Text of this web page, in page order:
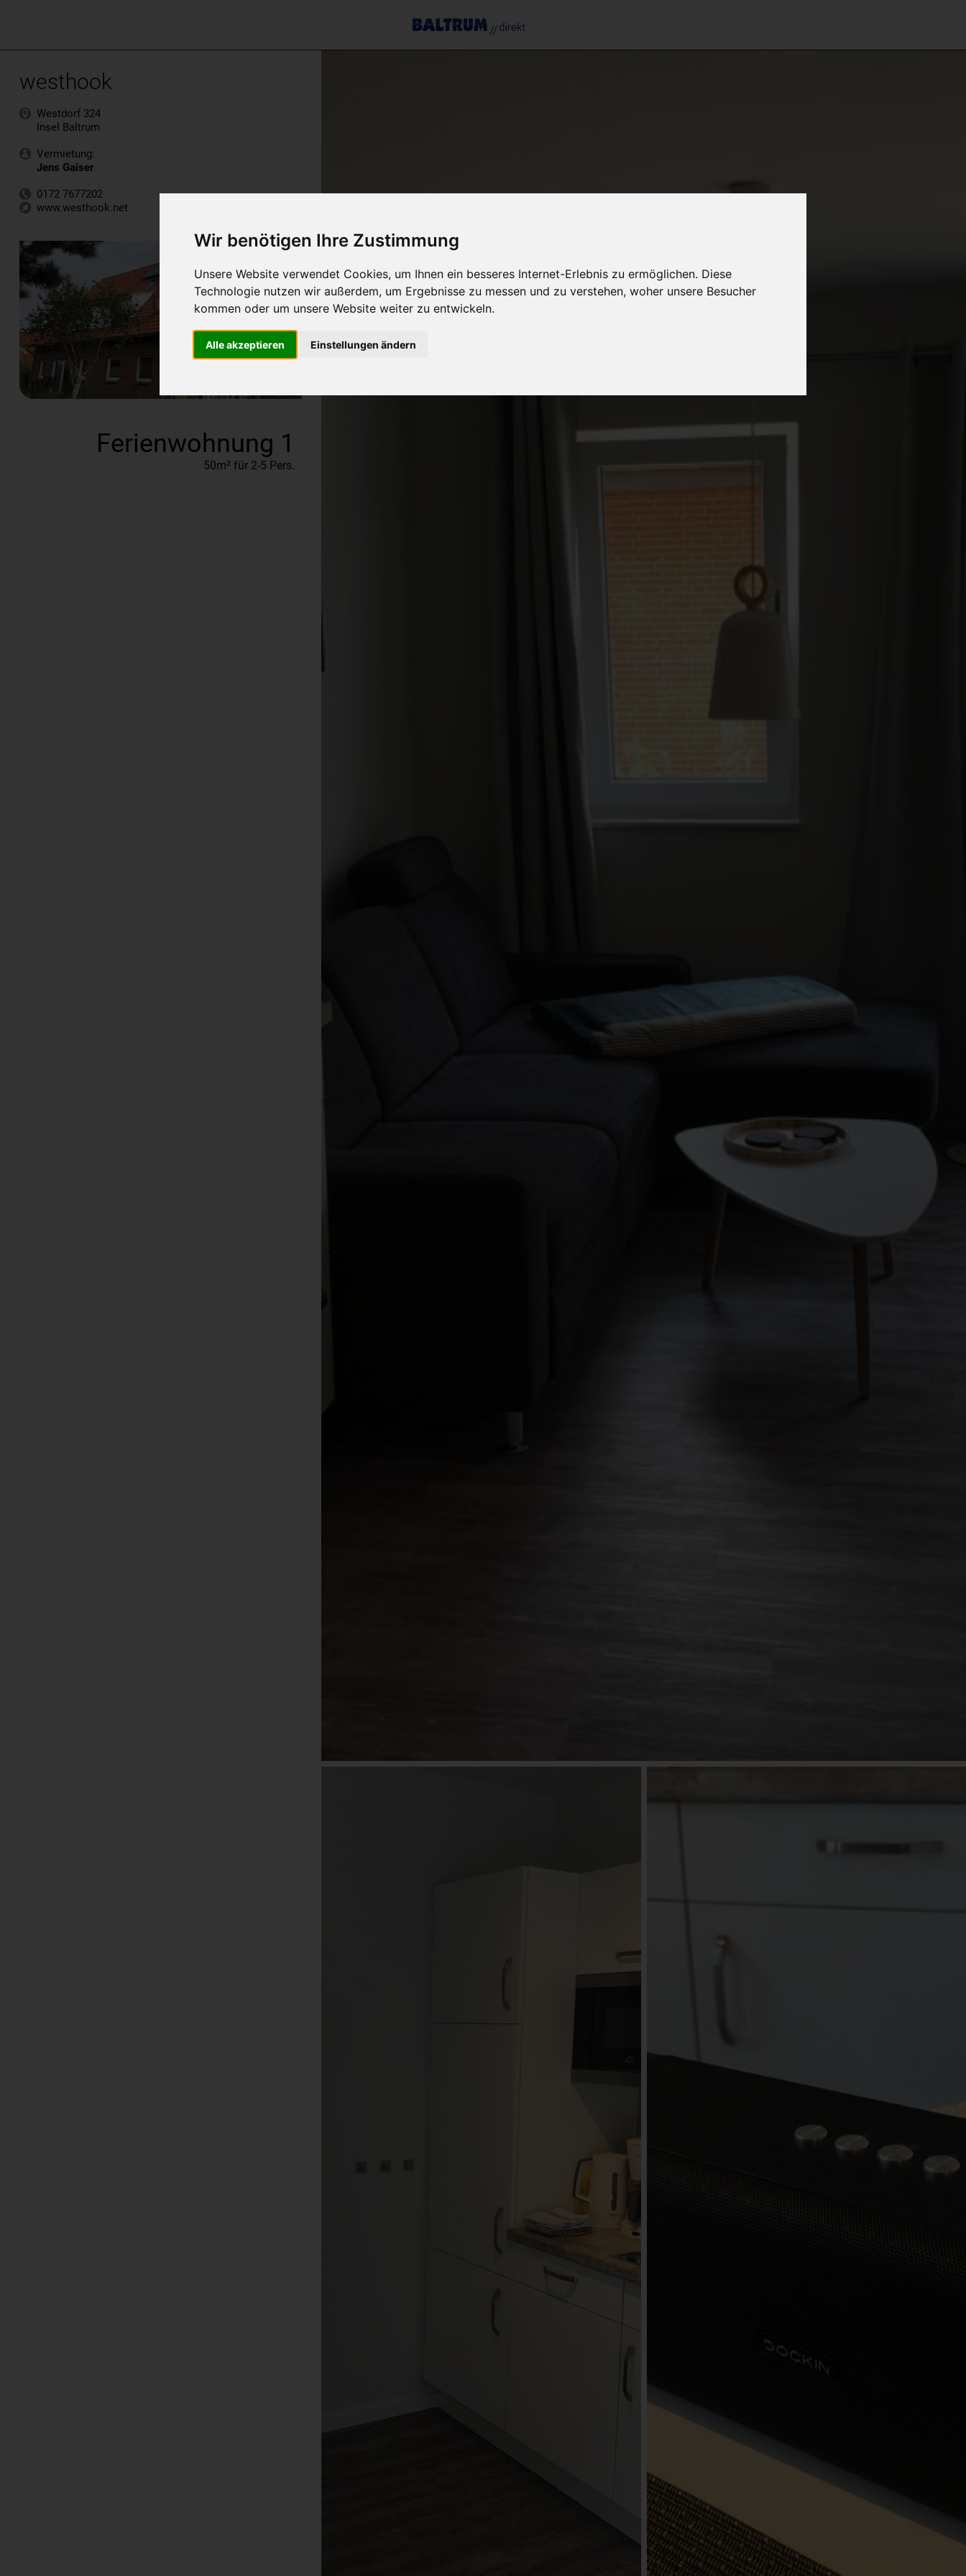
Wir benötigen Ihre Zustimmung
Unsere Website verwendet Cookies, um Ihnen ein besseres Internet-Erlebnis zu ermöglichen. Diese
Technologie nutzen wir außerdem, um Ergebnisse zu messen und zu verstehen, woher unsere Besucher
kommen oder um unsere Website weiter zu entwickeln.
Alle akzeptieren Einstellungen ändern
westhook
Westdorf 324
Insel Baltrum
Vermietung:
Jens Gaiser
0172 7677202
www.westhook.net
Ferienwohnung 1
50m² für 2-5 Pers.